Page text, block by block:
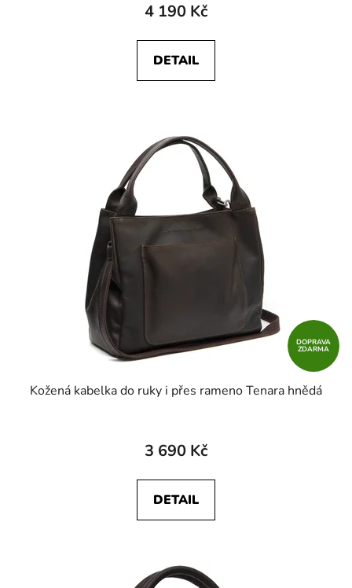
4 190 Kč
DETAIL
DOPRAVA
ZDARMA
Kožená kabelka do ruky i přes rameno Tenara hnědá
3 690 Kč
DETAIL